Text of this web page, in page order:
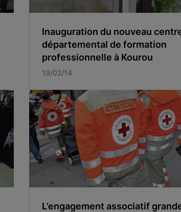
Inauguration du nouveau
départemental de formation
professionnelle à Kourou
19/02/14
L’engagement associatif